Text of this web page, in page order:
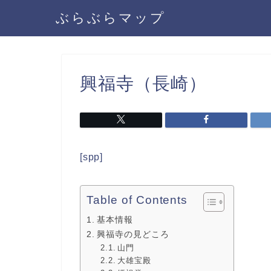
ぶらぶらマップ
興福寺（長崎）
[spp]
Table of Contents
基本情報
興福寺の見どころ
山門
大雄宝殿